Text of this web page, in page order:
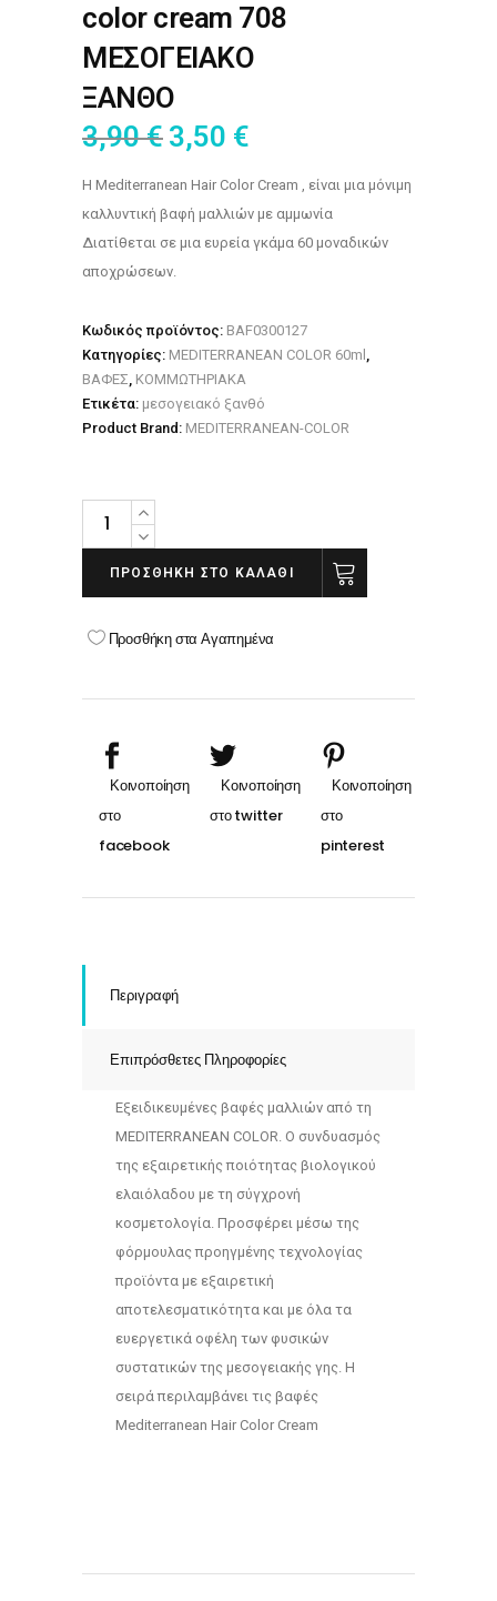
color cream 708
ΜΕΣΟΓΕΙΑΚΟ
ΞΑΝΘΟ
3,90€ 3,50 €
H Mediterranean Hair Color Cream , είναι μια μόνιμη
καλλυντική βαφή μαλλιών με αμμωνία
Διατίθεται σε μια ευρεία γκάμα 60 μοναδικών
αποχρώσεων.
Κωδικός προϊόντος: BAF0300127
Κατηγορίες: MEDITERRANEAN COLOR 60ml ,
ΒΑΦΕΣ, ΚΟΜΜΩΤΗΡΙΑΚΑ
Ετικέτα: μεσογειακό ξανθό
Product Brand: MEDITERRANEAN-COLOR
Βαφή
Mediterranean
color
cream
quantity
ΠΡΟΣΘΉΚΗ ΣΤΟ ΚΑΛΆΘΙ
Προσθήκη στα Αγαπημένα
Περιγραφή
Επιπρόσθετες Πληροφορίες
Εξειδικευμένες βαφές μαλλιών από τη
MEDITERRANEAN COLOR. Ο συνδυασμός
της εξαιρετικής ποιότητας βιολογικού
ελαιόλαδου με τη σύγχρονή
κοσμετολογία. Προσφέρει μέσω της
φόρμουλας προηγμένης τεχνολογίας
προϊόντα με εξαιρετική
αποτελεσματικότητα και με όλα τα
ευεργετικά οφέλη των φυσικών
συστατικών της μεσογειακής γης. Η
σειρά περιλαμβάνει τις βαφές
Mediterranean Hair Color Cream